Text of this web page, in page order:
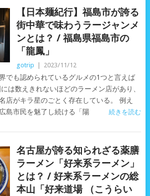
【日本麺紀行】福島市が誇る
街中華で味わうラージャンメ
ンとは？ / 福島県福島市の
「龍鳳」
gotrip 2023/11/12
でも認められているグルメの1つと言えば
は数えきれないほどのラーメン店があり、
店がキラ星のごとく存在している。 例え
島市民を魅了し続ける「陽
続きを読む
名古屋が誇る知られざる薬膳
ラーメン「好来系ラーメン」
とは？ / 好来系ラーメンの総
本山「好来道場 （こうらい